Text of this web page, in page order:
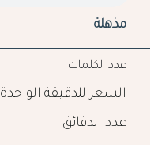
مذهلة
عدد الكلمات
السعر للدقيقة الواحدة
عدد الدقائق